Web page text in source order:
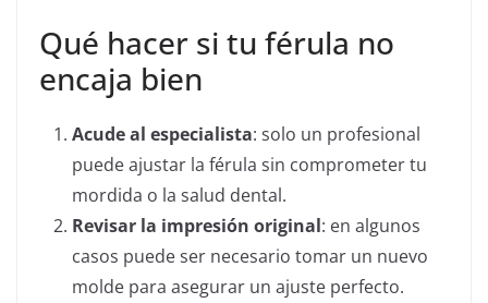
Qué hacer si tu férula no
encaja bien
Acude al especialista: solo un profesional
puede ajustar la férula sin comprometer tu
mordida o la salud dental.
Revisar la impresión original: en algunos
casos puede ser necesario tomar un nuevo
molde para asegurar un ajuste perfecto.